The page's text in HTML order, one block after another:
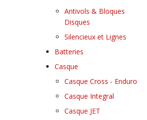
Antivols & Bloques
Disques
Silencieux et Lignes
Batteries
Casque
Casque Cross - Enduro
Casque Integral
Casque JET